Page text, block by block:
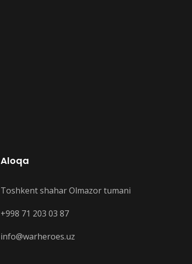
Aloqa
Toshkent shahar Olmazor tumani
+998 71 203 03 87
info@warheroes.uz